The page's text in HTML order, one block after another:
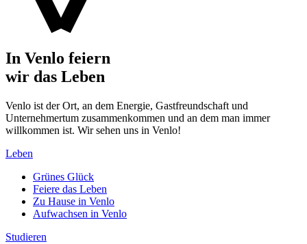
In Venlo feiern
wir das Leben
Venlo ist der Ort, an dem Energie, Gastfreundschaft und
Unternehmertum zusammenkommen und an dem man immer
willkommen ist. Wir sehen uns in Venlo!
Leben
Grünes Glück
Feiere das Leben
Zu Hause in Venlo
Aufwachsen in Venlo
Studieren